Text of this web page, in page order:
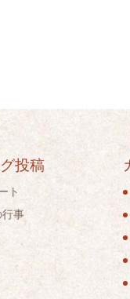
投稿
ト
行事